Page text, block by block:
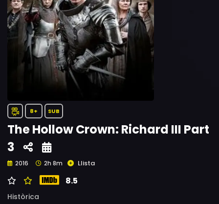
8+ SUB
The Hollow Crown: Richard III Part
3
2016 2h 8m Llista
8.5
Històrica